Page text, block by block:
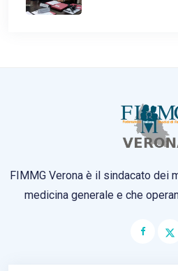
FIMMG Verona è il sindacato dei
medicina generale e che